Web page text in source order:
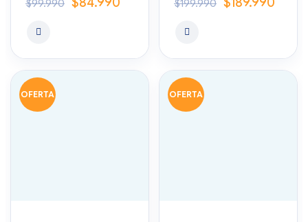
$99.990
$199.990
OFERTA OFERTA